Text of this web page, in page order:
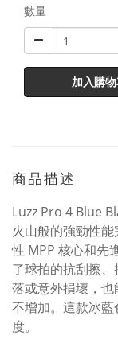
數量
加入購
商品描述
Luzz Pro 4 Blue
火山般的強勁性
性 MPP 核心和先
了球拍的抗刮擦
落或意外損壞，
不增加。這款冰
度。